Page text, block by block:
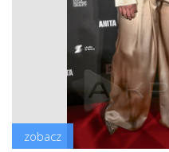
zobacz